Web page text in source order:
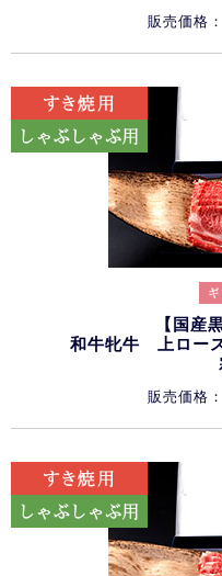
販売価格：
【国産
和牛牝牛 上ロー
販売価格：